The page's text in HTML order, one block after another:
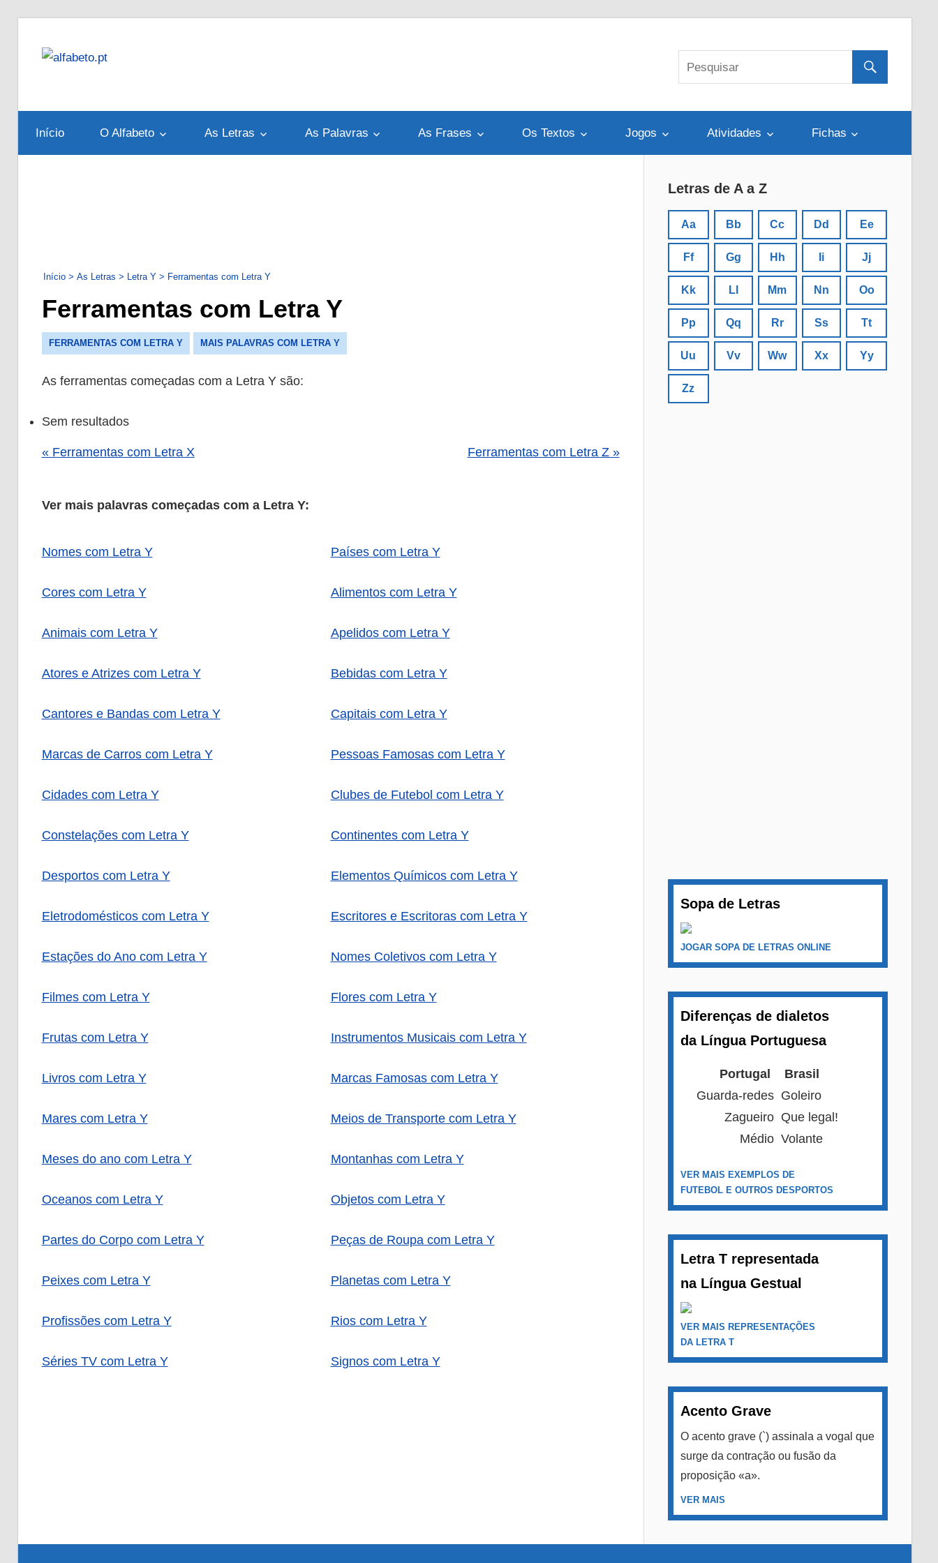
o
Alfabeto
Português
Início O Alfabeto As Letras As Palavras As Frases Os Textos Jogos Atividades Fichas
Início > As Letras > Letra Y > Ferramentas com Letra Y
Ferramentas com Letra Y
FERRAMENTAS COM LETRA Y MAIS PALAVRAS COM LETRA Y
As ferramentas começadas com a Letra Y são:
Sem resultados
« Ferramentas com Letra X Ferramentas com Letra Z »
Ver mais palavras começadas com a Letra Y:
Nomes com Letra Y
Cores com Letra Y
Animais com Letra Y
Atores e Atrizes com Letra Y
Cantores e Bandas com Letra Y
Marcas de Carros com Letra Y
Cidades com Letra Y
Constelações com Letra Y
Desportos com Letra Y
Eletrodomésticos com Letra Y
Estações do Ano com Letra Y
Filmes com Letra Y
Frutas com Letra Y
Livros com Letra Y
Mares com Letra Y
Meses do ano com Letra Y
Oceanos com Letra Y
Partes do Corpo com Letra Y
Peixes com Letra Y
Profissões com Letra Y
Séries TV com Letra Y
Países com Letra Y
Alimentos com Letra Y
Apelidos com Letra Y
Bebidas com Letra Y
Capitais com Letra Y
Pessoas Famosas com Letra Y
Clubes de Futebol com Letra Y
Continentes com Letra Y
Elementos Químicos com Letra Y
Escritores e Escritoras com Letra Y
Nomes Coletivos com Letra Y
Flores com Letra Y
Instrumentos Musicais com Letra Y
Marcas Famosas com Letra Y
Meios de Transporte com Letra Y
Montanhas com Letra Y
Objetos com Letra Y
Peças de Roupa com Letra Y
Planetas com Letra Y
Rios com Letra Y
Signos com Letra Y
Letras de A a Z
Aa Bb Cc Dd Ee
Ff Gg Hh Ii Jj
Kk Ll Mm Nn Oo
Pp Qq Rr Ss Tt
Uu Vv Ww Xx Yy
Zz
Sopa de Letras
JOGAR SOPA DE LETRAS ONLINE
Diferenças de dialetos
da Língua Portuguesa
Portugal
Brasil
Guarda-redes Goleiro
Zagueiro Que legal!
Médio Volante
VER MAIS EXEMPLOS DE
FUTEBOL E OUTROS DESPORTOS
Letra T representada
na Língua Gestual
VER MAIS REPRESENTAÇÕES
DA LETRA T
Acento Grave
O acento grave (`) assinala a vogal que
surge da contração ou fusão da
proposição «a».
VER MAIS